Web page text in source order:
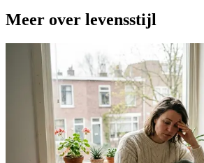
Meer over levensstijl